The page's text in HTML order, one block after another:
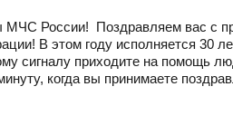
МЧС России! Поздравляем вас с
В этом году исполняется 30
сигналу приходите на помощь
когда вы принимаете